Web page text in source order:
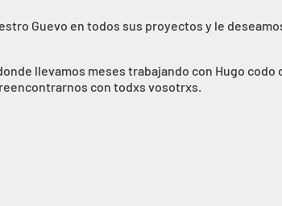
Guevo en todos sus proyectos y le
llevamos meses trabajando con Hugo codo
con todxs vosotrxs.